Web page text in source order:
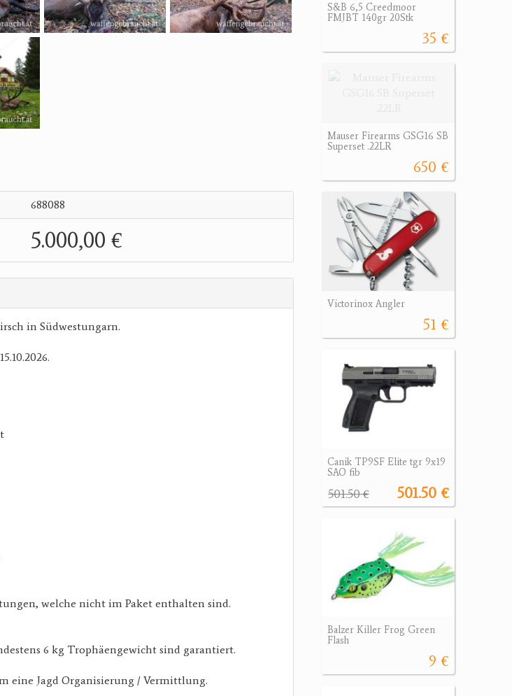
688088
5.000,00 €
in Südwestungarn.
welche nicht im Paket enthalten sind.
6 kg Trophäengewicht sind garantiert.
eine Jagd Organisierung / Vermittlung.
S&B 6,5 Creedmoor
FMJBT 140gr 20Stk
35 €
Mauser Firearms GSG16 SB
Superset .22LR
650 €
Victorinox Angler
51 €
Canik TP9SF Elite tgr 9x19
SAO fib
501.50 €
501.50 €
Balzer Killer Frog Green
Flash
9 €